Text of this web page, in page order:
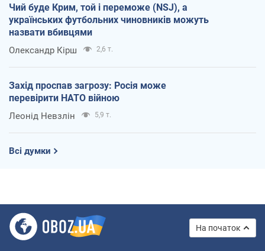
Чий буде Крим, той і переможе (NSJ), а
українських футбольних чиновників можуть
назвати вбивцями
Олександр Кірш 2,6 т.
Захід проспав загрозу: Росія може
перевірити НАТО війною
Леонід Невзлін 5,9 т.
Всі думки
На початок